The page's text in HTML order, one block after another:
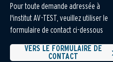
Pour toute demande adressée à
l'institut AV-TEST, veuillez utiliser le
formulaire de contact ci-dessous
VERS LE FORMULAIRE DE
CONTACT